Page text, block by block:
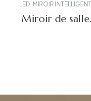
LED, MIROIR INTELLIGENT
Miroir de salle